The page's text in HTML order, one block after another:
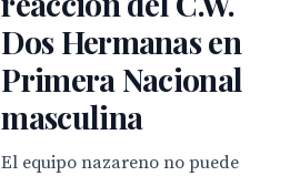
Dos Hermanas en
Primera Nacional
masculina
El equipo nazareno no puede